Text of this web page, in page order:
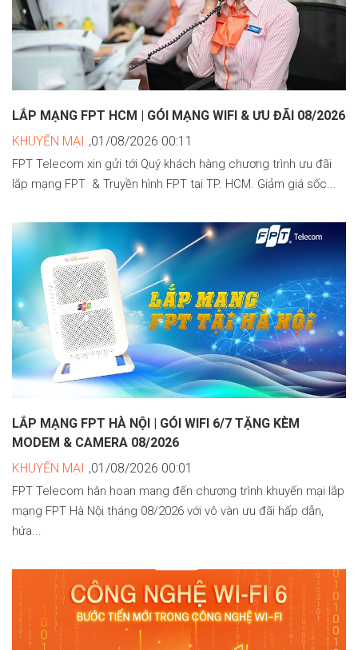
LẮP MẠNG FPT HCM | GÓI MẠNG WIFI & ƯU ĐÃI 08/2026
KHUYẾN MẠI ,01/08/2026 00:11
FPT Telecom xin gửi tới Quý khách hàng chương trình ưu đãi
lắp mạng FPT & Truyền hình FPT tại TP. HCM. Giảm giá sốc...
LẮP MẠNG FPT HÀ NỘI | GÓI WIFI 6/7 TẶNG KÈM
MODEM & CAMERA 08/2026
KHUYẾN MẠI ,01/08/2026 00:01
FPT Telecom hân hoan mang đến chương trình khuyến mại lắp
mạng FPT Hà Nội tháng 08/2026 với vô vàn ưu đãi hấp dẫn,
hứa...